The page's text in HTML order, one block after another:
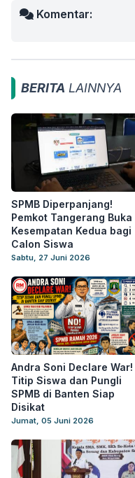
Komentar:
BERITA LAINNYA
SPMB Diperpanjang!
Pemkot Tangerang Buka
Kesempatan Kedua bagi
Calon Siswa
Sabtu, 27 Juni 2026
Andra Soni Declare War!
Titip Siswa dan Pungli
SPMB di Banten Siap
Disikat
Jumat, 05 Juni 2026